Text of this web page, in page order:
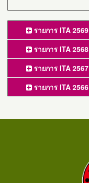
รายการ ITA 2569
รายการ ITA 2568
รายการ ITA 2567
รายการ ITA 2566